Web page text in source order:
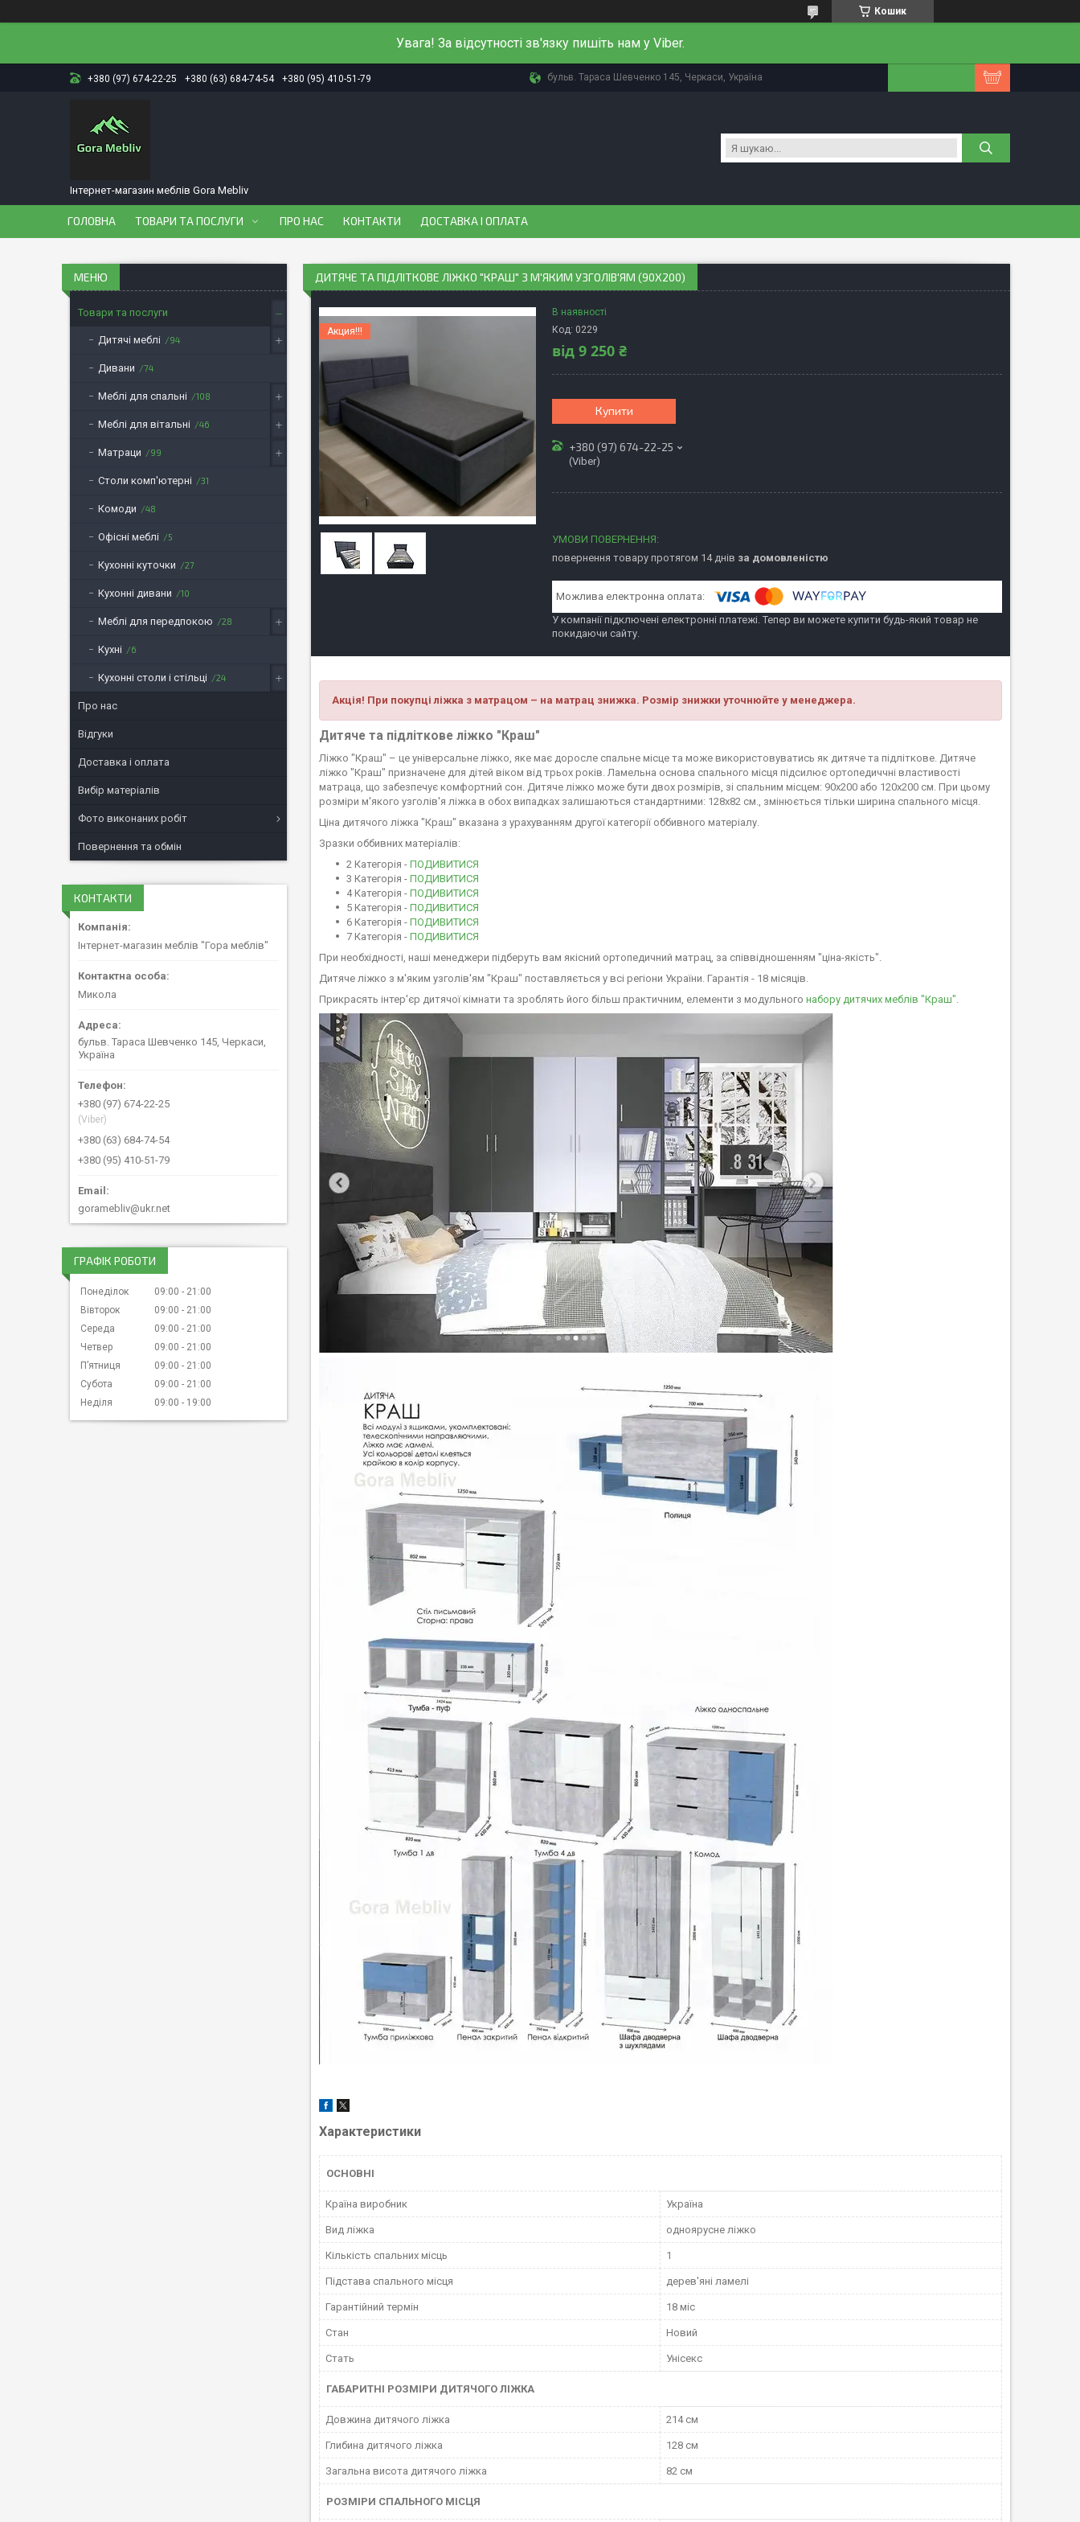
Кошик
Увага! За відсутності зв'язку пишіть нам у Viber.
+380 (97) 674-22-25 +380 (63) 684-74-54 +380 (95) 410-51-79 бульв. Тараса Шевченко 145, Черкаси, Україна
Інтернет-магазин меблів Gora Mebliv
ГОЛОВНА ТОВАРИ ТА ПОСЛУГИ ПРО НАС КОНТАКТИ ДОСТАВКА І ОПЛАТА
ДИТЯЧЕ ТА ПІДЛІТКОВЕ ЛІЖКО "КРАШ" З М'ЯКИМ УЗГОЛІВ'ЯМ (90Х200)
Акция!!!
В наявності
Код: 0229
від 9 250 ₴
Купити
+380 (97) 674-22-25
(Viber)
повернення товару протягом 14 днів за домовленістю
У компанії підключені електронні платежі. Тепер ви можете купити будь-який товар не
покидаючи сайту.
Акція! При покупці ліжка з матрацом – на матрац знижка. Розмір знижки уточнюйте у менеджера.
Дитяче та підліткове ліжко "Краш"
Ліжко "Краш" – це універсальне ліжко, яке має доросле спальне місце та може використовуватись як дитяче та підліткове. Дитяче
ліжко "Краш" призначене для дітей віком від трьох років. Ламельна основа спального місця підсилює ортопедиччні властивості
матраца, що забезпечує комфортний сон. Дитяче ліжко може бути двох розмірів, зі спальним місцем: 90х200 або 120х200 см. При цьому
розміри м'якого узголів'я ліжка в обох випадках залишаються стандартними: 128х82 см., змінюється тільки ширина спального місця.
Ціна дитячого ліжка "Краш" вказана з урахуванням другої категорії оббивного матеріалу.
Зразки оббивних матеріалів:
2 Категорія - ПОДИВИТИСЯ
3 Категорія - ПОДИВИТИСЯ
4 Категорія - ПОДИВИТИСЯ
5 Категорія - ПОДИВИТИСЯ
6 Категорія - ПОДИВИТИСЯ
7 Категорія - ПОДИВИТИСЯ
При необхідності, наші менеджери підберуть вам якісний ортопедичний матрац, за співвідношенням "ціна-якість".
Дитяче ліжко з м'яким узголів'ям "Краш" поставляється у всі регіони України. Гарантія - 18 місяців.
Прикрасять інтер'єр дитячої кімнати та зроблять його більш практичним, елементи з модульного набору дитячих меблів "Краш".
Характеристики
ОСНОВНІ
Країна виробник Україна
Вид ліжка одноярусне ліжко
Кількість спальних місць 1
Підстава спального місця дерев'яні ламелі
Гарантійний термін 18 міс
Стан Новий
Стать Унісекс
ГАБАРИТНІ РОЗМІРИ ДИТЯЧОГО ЛІЖКА
Довжина дитячого ліжка 214 см
Глибина дитячого ліжка 128 см
Загальна висота дитячого ліжка 82 см
РОЗМІРИ СПАЛЬНОГО МІСЦЯ
Товари та послуги
Дитячі меблі 94
Дивани 74
Меблі для спальні 108
Меблі для вітальні 46
Матраци 99
Столи комп'ютерні 31
Комоди 48
Офісні меблі 5
Кухонні куточки 27
Кухонні дивани 10
Меблі для передпокою 28
Кухні 6
Кухонні столи і стільці 24
Про нас
Відгуки
Доставка і оплата
Вибір матеріалів
Фото виконаних робіт
Повернення та обмін
КОНТАКТИ
Інтернет-магазин меблів "Гора меблів"
Микола
бульв. Тараса Шевченко 145, Черкаси,
Україна
+380 (97) 674-22-25
(Viber)
+380 (63) 684-74-54
+380 (95) 410-51-79
goramebliv@ukr.net
ГРАФІК РОБОТИ
Понеділок 09:00
21:00
Вівторок
09:00
21:00
Середа
09:00
21:00
Четвер
09:00
21:00
Пʼятниця
09:00
21:00
Субота
09:00
21:00
Неділя
09:00 19:00